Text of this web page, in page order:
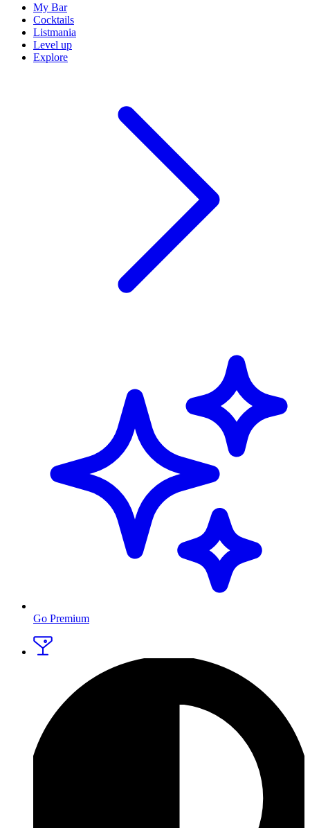
My Bar
Cocktails
Listmania
Level up
Explore
Go Premium